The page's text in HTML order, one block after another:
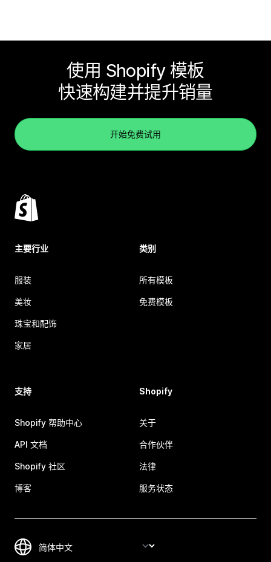
使用 Shopify 模板
快速构建并提升销量
开始免费试用
主要行业
服装
美妆
珠宝和配饰
家居
类别
所有模板
免费模板
支持
Shopify 帮助中心
API 文档
Shopify 社区
博客
Shopify
关于
合作伙伴
法律
服务状态